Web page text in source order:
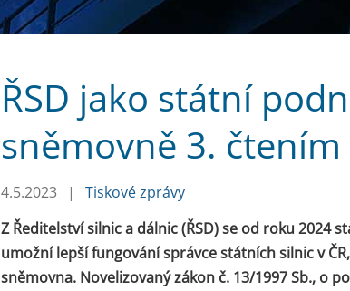
ŘSD jako státní
sněmovně 3. čtením
4.5.2023 |
Tiskové zprávy
Z Ředitelství silnic a dálnic (ŘSD) se od roku 2024
umožní lepší fungování správce státních silnic v
sněmovna. Novelizovaný zákon č. 13/1997 Sb., o